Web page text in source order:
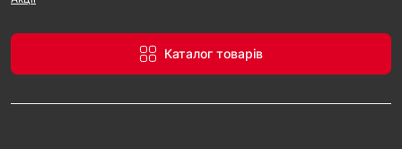
Каталог товарів